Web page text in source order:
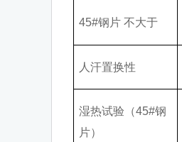
45#钢片 不大于
人汗置换性
湿热试验（45#钢
片）